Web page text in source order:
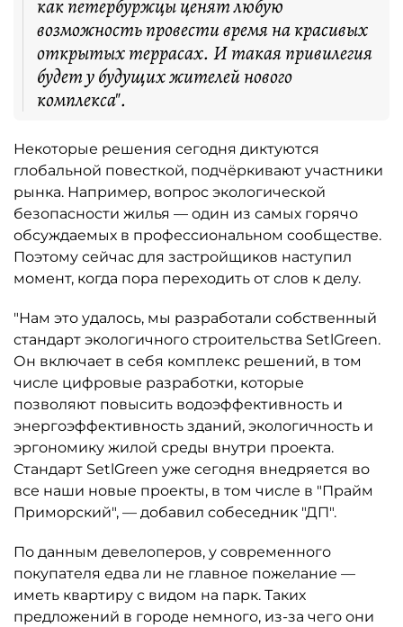
как петербуржцы ценят любую
возможность провести время на красивых
открытых террасах. И такая привилегия
будет у будущих жителей нового
комплекса".
Некоторые решения сегодня диктуются
глобальной повесткой, подчёркивают участники
рынка. Например, вопрос экологической
безопасности жилья — один из самых горячо
обсуждаемых в профессиональном сообществе.
Поэтому сейчас для застройщиков наступил
момент, когда пора переходить от слов к делу.
"Нам это удалось, мы разработали собственный
стандарт экологичного строительства SetlGreen.
Он включает в себя комплекс решений, в том
числе цифровые разработки, которые
позволяют повысить водоэффективность и
энергоэффективность зданий, экологичность и
эргономику жилой среды внутри проекта.
Стандарт SetlGreen уже сегодня внедряется во
все наши новые проекты, в том числе в "Прайм
Приморский", — добавил собеседник "ДП".
По данным девелоперов, у современного
покупателя едва ли не главное пожелание —
иметь квартиру с видом на парк. Таких
предложений в городе немного, из-за чего они